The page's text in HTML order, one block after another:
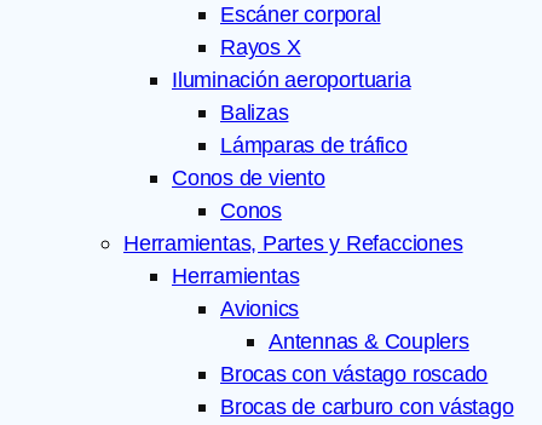
Escáner corporal
Rayos X
Iluminación aeroportuaria
Balizas
Lámparas de tráfico
Conos de viento
Conos
Herramientas, Partes y Refacciones
Herramientas
Avionics
Antennas & Couplers
Brocas con vástago roscado
Brocas de carburo con vástago